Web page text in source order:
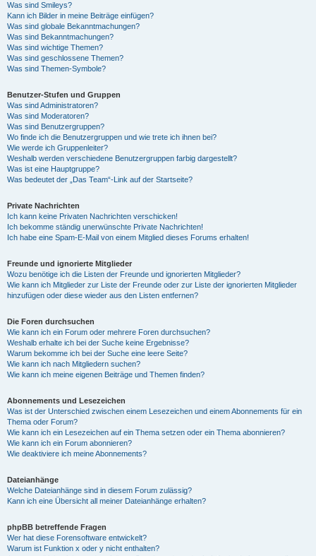
Was sind Smileys?
Kann ich Bilder in meine Beiträge einfügen?
Was sind globale Bekanntmachungen?
Was sind Bekanntmachungen?
Was sind wichtige Themen?
Was sind geschlossene Themen?
Was sind Themen-Symbole?
Benutzer-Stufen und Gruppen
Was sind Administratoren?
Was sind Moderatoren?
Was sind Benutzergruppen?
Wo finde ich die Benutzergruppen und wie trete ich ihnen bei?
Wie werde ich Gruppenleiter?
Weshalb werden verschiedene Benutzergruppen farbig dargestellt?
Was ist eine Hauptgruppe?
Was bedeutet der „Das Team“-Link auf der Startseite?
Private Nachrichten
Ich kann keine Privaten Nachrichten verschicken!
Ich bekomme ständig unerwünschte Private Nachrichten!
Ich habe eine Spam-E-Mail von einem Mitglied dieses Forums erhalten!
Freunde und ignorierte Mitglieder
Wozu benötige ich die Listen der Freunde und ignorierten Mitglieder?
Wie kann ich Mitglieder zur Liste der Freunde oder zur Liste der ignorierten Mitglieder
hinzufügen oder diese wieder aus den Listen entfernen?
Die Foren durchsuchen
Wie kann ich ein Forum oder mehrere Foren durchsuchen?
Weshalb erhalte ich bei der Suche keine Ergebnisse?
Warum bekomme ich bei der Suche eine leere Seite?
Wie kann ich nach Mitgliedern suchen?
Wie kann ich meine eigenen Beiträge und Themen finden?
Abonnements und Lesezeichen
Was ist der Unterschied zwischen einem Lesezeichen und einem Abonnements für ein
Thema oder Forum?
Wie kann ich ein Lesezeichen auf ein Thema setzen oder ein Thema abonnieren?
Wie kann ich ein Forum abonnieren?
Wie deaktiviere ich meine Abonnements?
Dateianhänge
Welche Dateianhänge sind in diesem Forum zulässig?
Kann ich eine Übersicht all meiner Dateianhänge erhalten?
phpBB betreffende Fragen
Wer hat diese Forensoftware entwickelt?
Warum ist Funktion x oder y nicht enthalten?